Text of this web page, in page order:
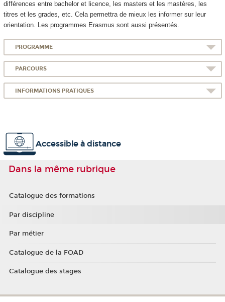
différences entre bachelor et licence, les masters et les mastères, les
titres et les grades, etc. Cela permettra de mieux les informer sur leur
orientation. Les programmes Erasmus sont aussi présentés.
PROGRAMME
PARCOURS
INFORMATIONS PRATIQUES
Accessible à distance
Dans la même rubrique
Catalogue des formations
Par discipline
Par métier
Catalogue de la FOAD
Catalogue des stages